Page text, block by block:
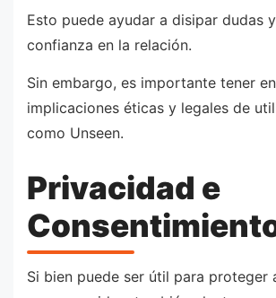
Esto puede ayudar a disipar dudas
confianza en la relación.
Sin embargo, es importante tener
implicaciones éticas y legales de
como Unseen.
Privacidad e
Si bien puede ser útil para proteger